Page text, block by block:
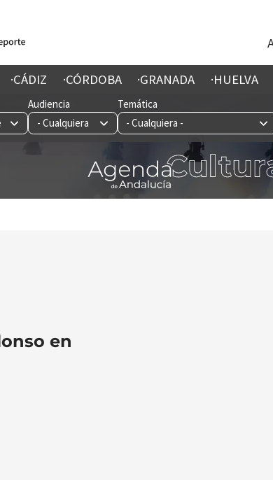
CÁDIZ CÓRDOBA GRANADA HUELVA
Audiencia Temática
en